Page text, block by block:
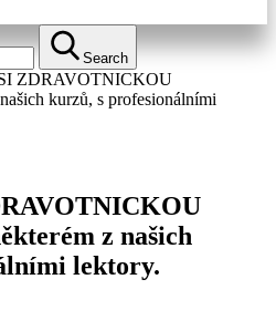
Search
ZDRAVOTNICKOU
kurzů, s profesionálními
z našich
lektory.